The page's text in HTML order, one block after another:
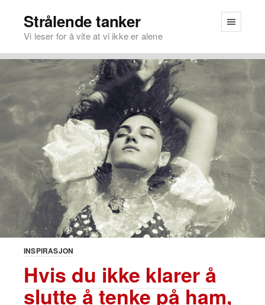
Strålende tanker
Vi leser for å vite at vi ikke er alene
INSPIRASJON
Hvis du ikke klarer å
slutte å tenke på ham,